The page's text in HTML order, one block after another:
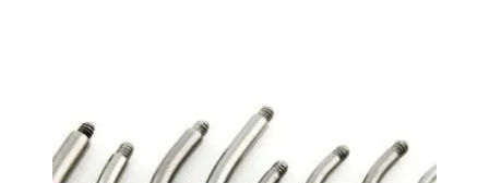
Infos - Contact & RDV